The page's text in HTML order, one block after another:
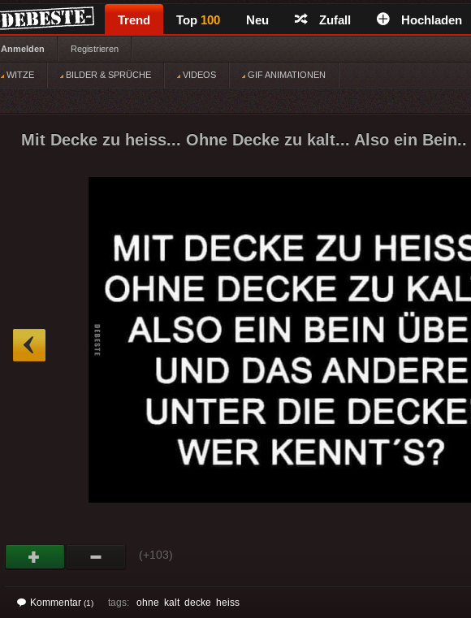
Trend Top 100 Neu Zufall Hochladen
Anmelden Registrieren
WITZE BILDER & SPRÜCHE VIDEOS GIF ANIMATIONEN
Mit Decke zu heiss... Ohne Decke zu kalt... Also ein Bein..
(+103)
Kommentar (1) tags: ohne kalt decke heiss